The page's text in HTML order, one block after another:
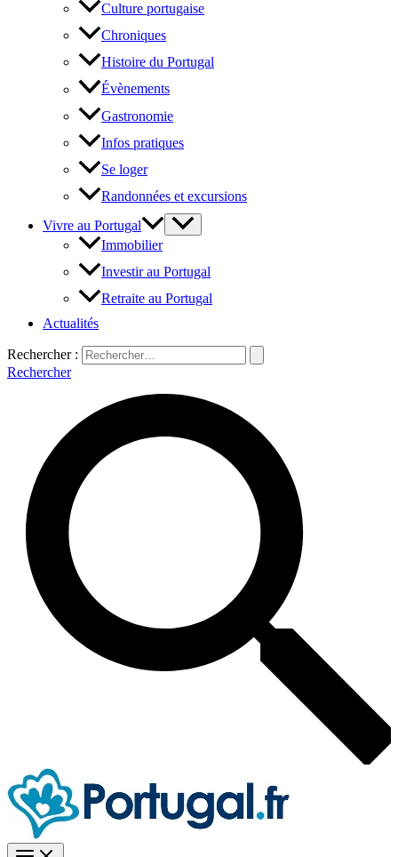
Culture portugaise
Chroniques
Histoire du Portugal
Évènements
Gastronomie
Infos pratiques
Se loger
Randonnées et excursions
Vivre au Portugal
Immobilier
Investir au Portugal
Retraite au Portugal
Actualités
Rechercher :
Rechercher